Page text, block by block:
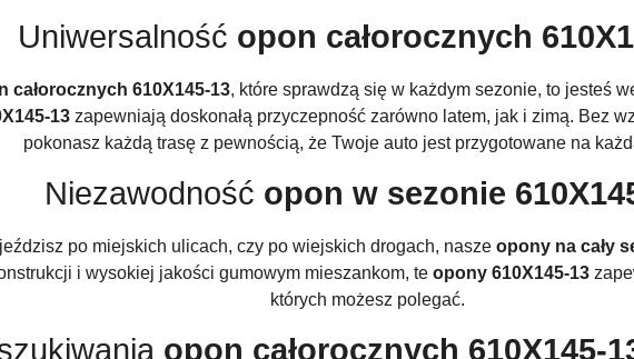
Uniwersalność opon całorocznych
całorocznych 610X145-13, które sprawdzą się w każdym sezonie, to jesteś
13 zapewniają doskonałą przyczepność zarówno latem, jak i zimą. Bez
pokonasz każdą trasę z pewnością, że Twoje auto jest przygotowane na
Niezawodność opon w sezonie
po miejskich ulicach, czy po wiejskich drogach, nasze opony na cały
i wysokiej jakości gumowym mieszankom, te opony 610X145-13
których możesz polegać.
opon całorocznych 610X145-